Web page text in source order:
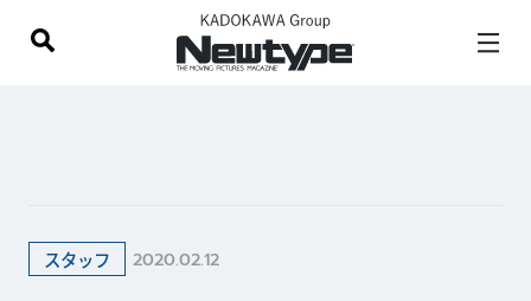
スタッフ 2020.02.12